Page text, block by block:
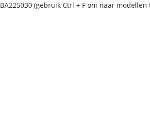
(gebruik Ctrl + F om naar modellen